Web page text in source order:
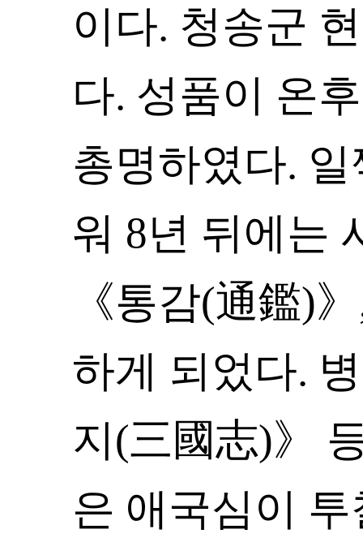
이다. 청송군
다. 성품이 온
총명하였다.
워 8년 뒤에는
《통감(通鑑)
하게 되었다.
지(三國志)》
은 애국심이